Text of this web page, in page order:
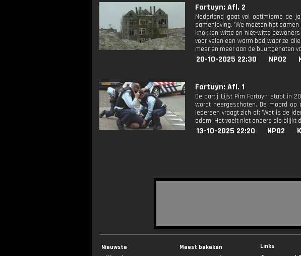
Fortuyn: Afl. 2
Nederland gaat vol optimisme de
samenleving. 'We moeten het
knokken witte en niet-witte
voor velen een warm bad waar ze
meer en meer aan de buurtgenoten
20-10-2025 22:30 NPO2
Fortuyn: Afl. 1
De partij Lijst Pim Fortuyn staat in
wordt neergeschoten. De moord
Iedereen vraagt zich af: 'Wat is de
adem. Het voelt niet anders als blijkt
13-10-2025 22:20 NPO2
Nieuwste Meest bekeken Links